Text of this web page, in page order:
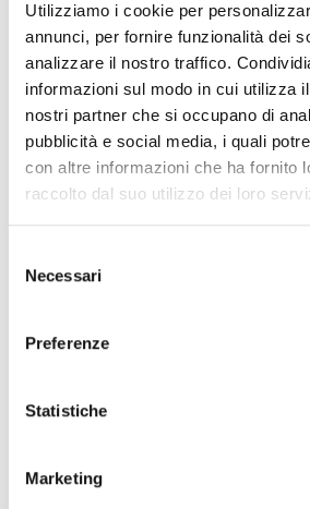
Utilizziamo i cookie per
annunci, per fornire funzionalità dei
analizzare il nostro traffico.
informazioni sul modo in cui utilizza
nostri partner che si occupano di
pubblicità e social media, i quali
con altre informazioni che ha fornito
raccolto dal suo utilizzo dei loro
delNecessari
Preferenze
Statistiche
Marketing
WM-CX-5M
SOUNDSATION